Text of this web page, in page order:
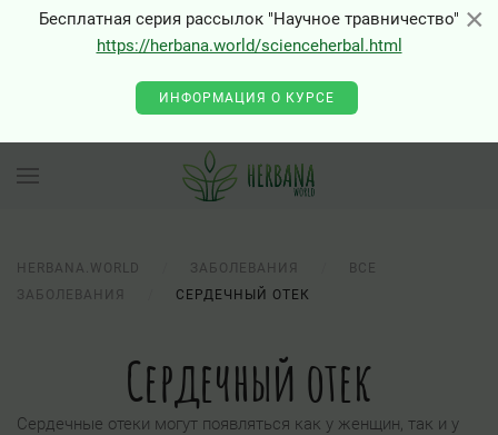
×
Бесплатная серия рассылок "Научное травничество"
https://herbana.world/scienceherbal.html
ИНФОРМАЦИЯ О КУРСЕ
HERBANA.WORLD ЗАБОЛЕВАНИЯ
ВСЕ
ЗАБОЛЕВАНИЯ
СЕРДЕЧНЫЙ ОТЕК
Сердечный отек
Сердечные отеки могут появляться как у женщин, так и у
×